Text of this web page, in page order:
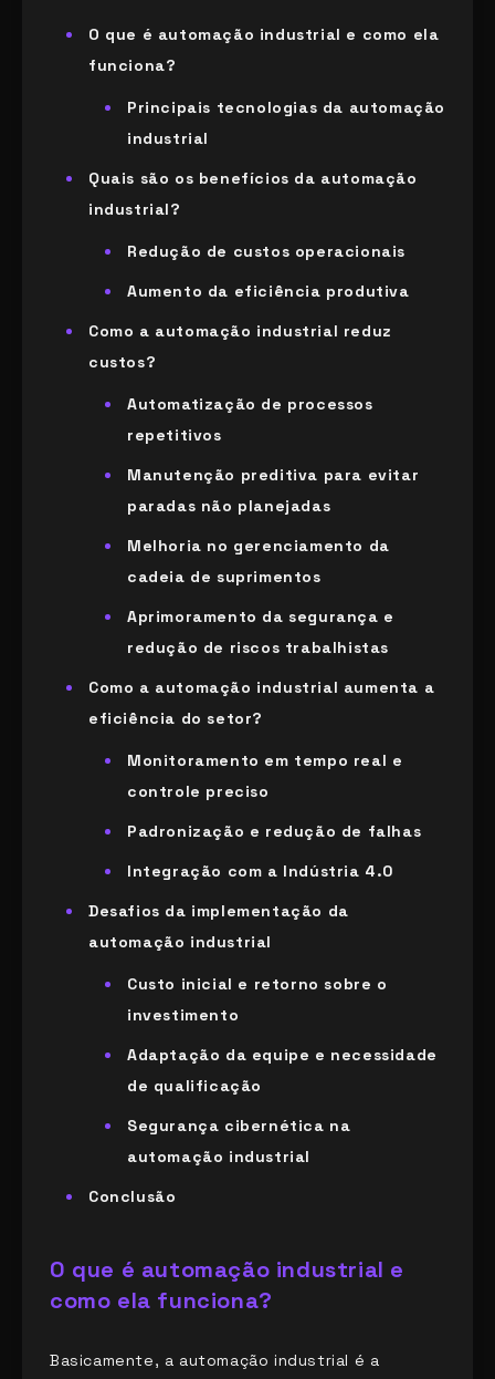
O que é automação industrial e como ela
funciona?
Principais tecnologias da automação
industrial
Quais são os benefícios da automação
industrial?
Redução de custos operacionais
Aumento da eficiência produtiva
Como a automação industrial reduz
custos?
Automatização de processos
repetitivos
Manutenção preditiva para evitar
paradas não planejadas
Melhoria no gerenciamento da
cadeia de suprimentos
Aprimoramento da segurança e
redução de riscos trabalhistas
Como a automação industrial aumenta a
eficiência do setor?
Monitoramento em tempo real e
controle preciso
Padronização e redução de falhas
Integração com a Indústria 4.0
Desafios da implementação da
automação industrial
Custo inicial e retorno sobre o
investimento
Adaptação da equipe e necessidade
de qualificação
Segurança cibernética na
automação industrial
Conclusão
O que é automação industrial e
como ela funciona?
Basicamente, a automação industrial é a